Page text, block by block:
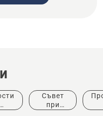
Съвет
при
Спортни
клубове
Косачки